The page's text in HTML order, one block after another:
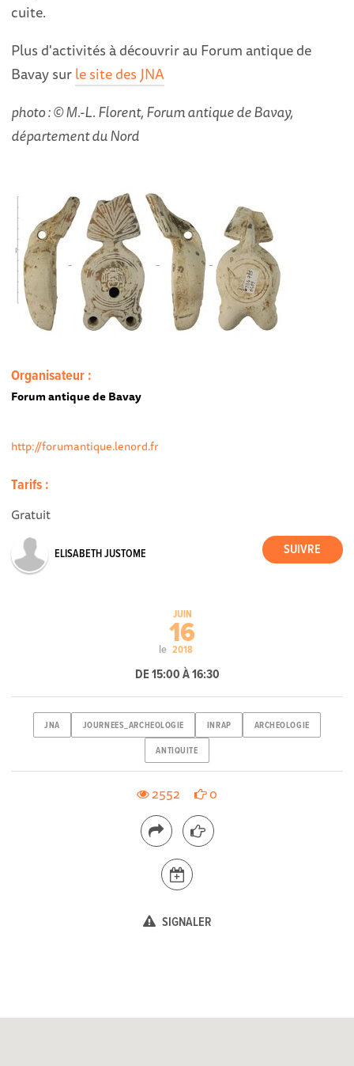
cuite.
Plus d'activités à découvrir au Forum antique de
Bavay surle site des JNA
photo : © M.-L. Florent, Forum antique de Bavay,
département du Nord
Organisateur :
Forum antique de Bavay
http://forumantique.lenord.fr
Tarifs :
Gratuit
ELISABETH JUSTOME
le
JUIN
16
2018
DE 15:00 À 16:30
JNA JOURNEES_ARCHEOLOGIE INRAP ARCHEOLOGIE
ANTIQUITE
2552 0
SIGNALER